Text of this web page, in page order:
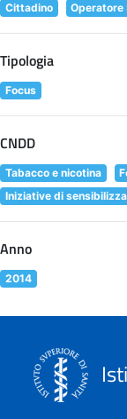
Cittadino Operatore
Tipologia
Focus
CNDD
Tabacco e nicotina
Iniziative di
Anno
2014